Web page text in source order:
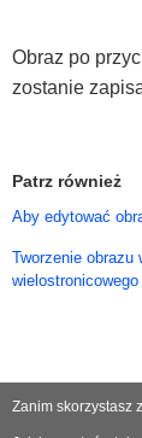
Obraz po
zostanie
Patrz również
Aby edytować
Tworzenie obrazu
wielostronicowego
Zanim skorzystasz